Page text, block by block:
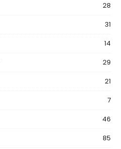
28
31
14
29
21
7
46
85